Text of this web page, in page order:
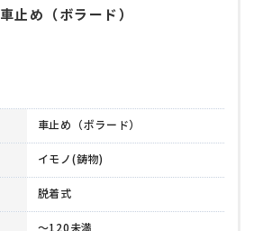
車止め（ボラード）
車止め（ボラード）
イモノ(鋳物)
脱着式
～120未満